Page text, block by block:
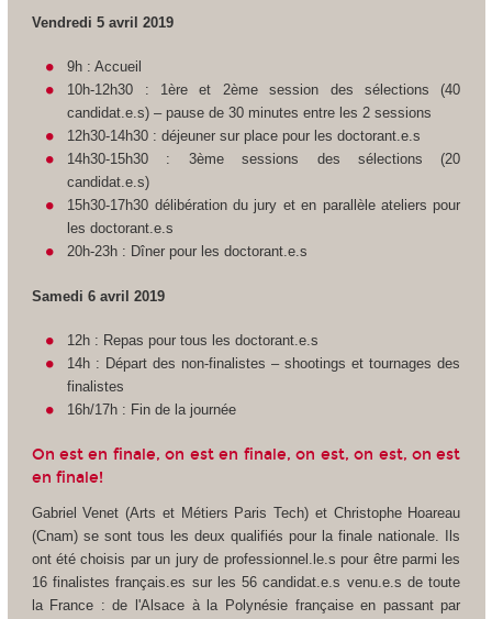
Vendredi 5 avril 2019
9h : Accueil
10h-12h30 : 1ère et 2ème session des sélections (40
candidat.e.s) – pause de 30 minutes entre les 2 sessions
12h30-14h30 : déjeuner sur place pour les doctorant.e.s
14h30-15h30 : 3ème sessions des sélections (20
candidat.e.s)
15h30-17h30 délibération du jury et en parallèle ateliers pour
les doctorant.e.s
20h-23h : Dîner pour les doctorant.e.s
Samedi 6 avril 2019
12h : Repas pour tous les doctorant.e.s
14h : Départ des non-finalistes – shootings et tournages des
finalistes
16h/17h : Fin de la journée
On est en finale, on est en finale, on est, on est, on est
en finale!
Gabriel Venet (Arts et Métiers Paris Tech) et Christophe Hoareau
(Cnam) se sont tous les deux qualifiés pour la finale nationale. Ils
ont été choisis par un jury de professionnel.le.s pour être parmi les
16 finalistes français.es sur les 56 candidat.e.s venu.e.s de toute
la France : de l'Alsace à la Polynésie française en passant par